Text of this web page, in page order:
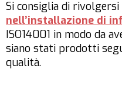
Si consiglia di rivolgersi
nell’installazione di
ISO14001 in modo da
siano stati prodotti
qualità.